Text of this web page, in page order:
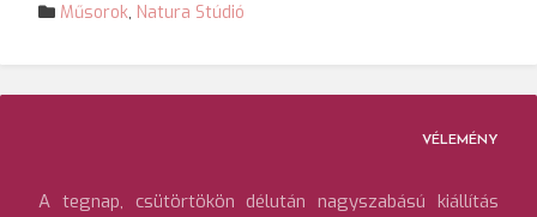
Műsorok, Natura Stúdió
VÉLEMÉNY
A tegnap, csütörtökön délután nagyszabású kiállítás